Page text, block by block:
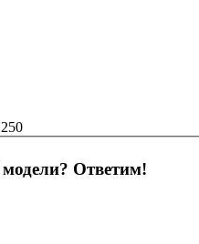
Ответим!